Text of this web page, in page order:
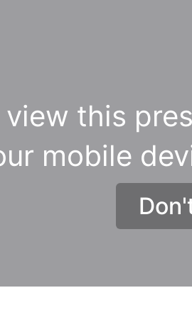
view this
mobile